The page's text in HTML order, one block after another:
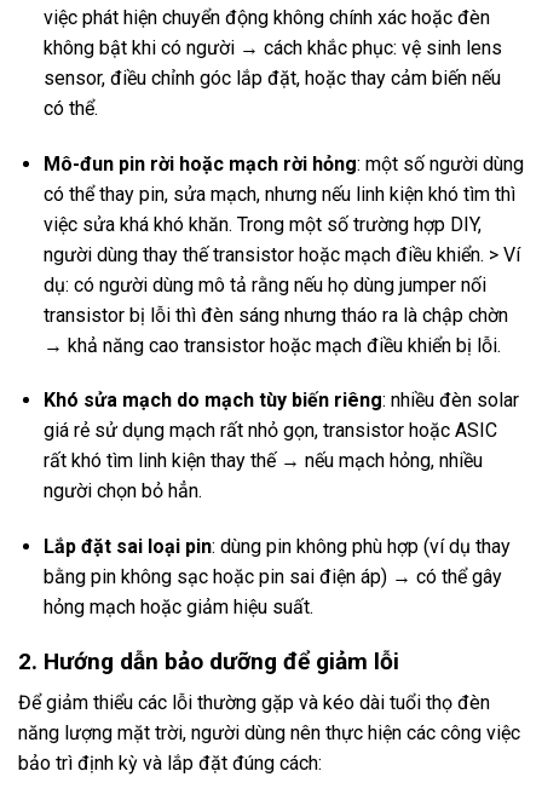
việc phát hiện chuyển động không chính xác hoặc đèn
không bật khi có người → cách khắc phục: vệ sinh lens
sensor, điều chỉnh góc lắp đặt, hoặc thay cảm biến nếu
có thể.
Mô-đun pin rời hoặc mạch rời hỏng: một số người dùng
có thể thay pin, sửa mạch, nhưng nếu linh kiện khó tìm thì
việc sửa khá khó khăn. Trong một số trường hợp DIY,
người dùng thay thế transistor hoặc mạch điều khiển. > Ví
dụ: có người dùng mô tả rằng nếu họ dùng jumper nối
transistor bị lỗi thì đèn sáng nhưng tháo ra là chập chờn
→ khả năng cao transistor hoặc mạch điều khiển bị lỗi.
Khó sửa mạch do mạch tùy biến riêng: nhiều đèn solar
giá rẻ sử dụng mạch rất nhỏ gọn, transistor hoặc ASIC
rất khó tìm linh kiện thay thế → nếu mạch hỏng, nhiều
người chọn bỏ hẳn.
Lắp đặt sai loại pin: dùng pin không phù hợp (ví dụ thay
bằng pin không sạc hoặc pin sai điện áp) → có thể gây
hỏng mạch hoặc giảm hiệu suất.
2. Hướng dẫn bảo dưỡng để giảm lỗi
Để giảm thiểu các lỗi thường gặp và kéo dài tuổi thọ đèn
năng lượng mặt trời, người dùng nên thực hiện các công việc
bảo trì định kỳ và lắp đặt đúng cách: